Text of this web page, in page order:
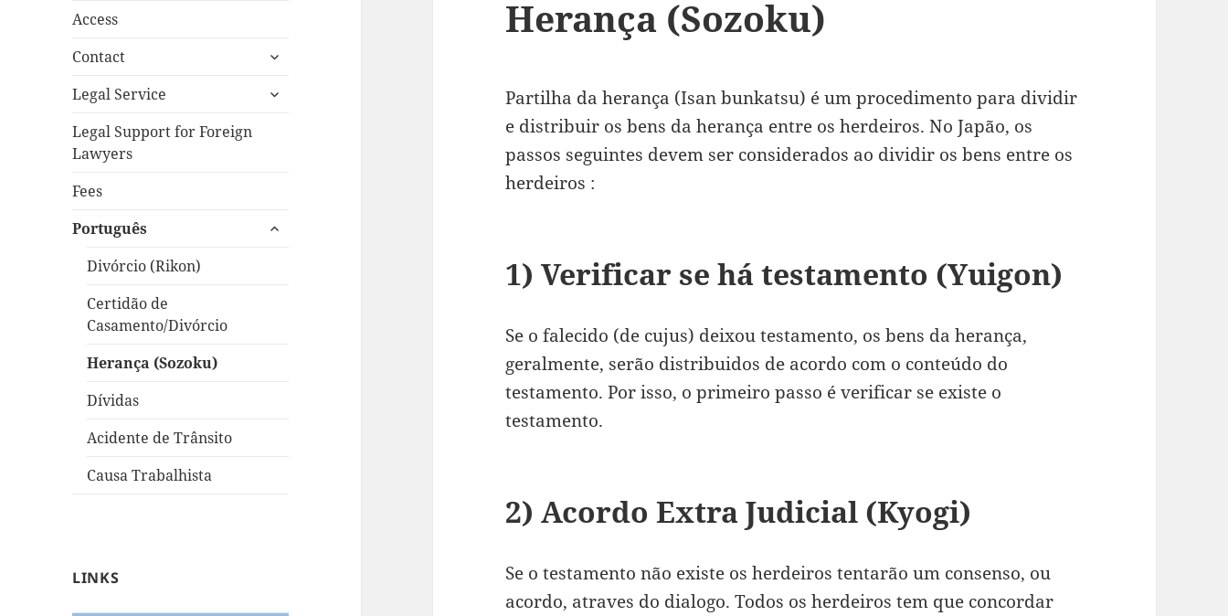
Access
Contact
expand
menu
Legal Service
expand
Legal Support for Foreign
Lawyers
Fees
Português
expand
Divórcio (Rikon)
Certidão de
Casamento/Divórcio
Herança (Sozoku)
Dívidas
Acidente de Trânsito
Causa Trabalhista
LINKS
Herança (Sozoku)
Partilha da herança (Isan bunkatsu) é um procedimento para dividir
e distribuir os bens da herança entre os herdeiros. No Japão, os
passos seguintes devem ser considerados ao dividir os bens entre os
herdeiros :
1) Verificar se há testamento (Yuigon)
Se o falecido (de cujus) deixou testamento, os bens da herança,
geralmente, serão distribuidos de acordo com o conteúdo do
testamento. Por isso, o primeiro passo é verificar se existe o
testamento.
2) Acordo Extra Judicial (Kyogi)
Se o testamento não existe os herdeiros tentarão um consenso, ou
acordo, atraves do dialogo. Todos os herdeiros tem que concordar